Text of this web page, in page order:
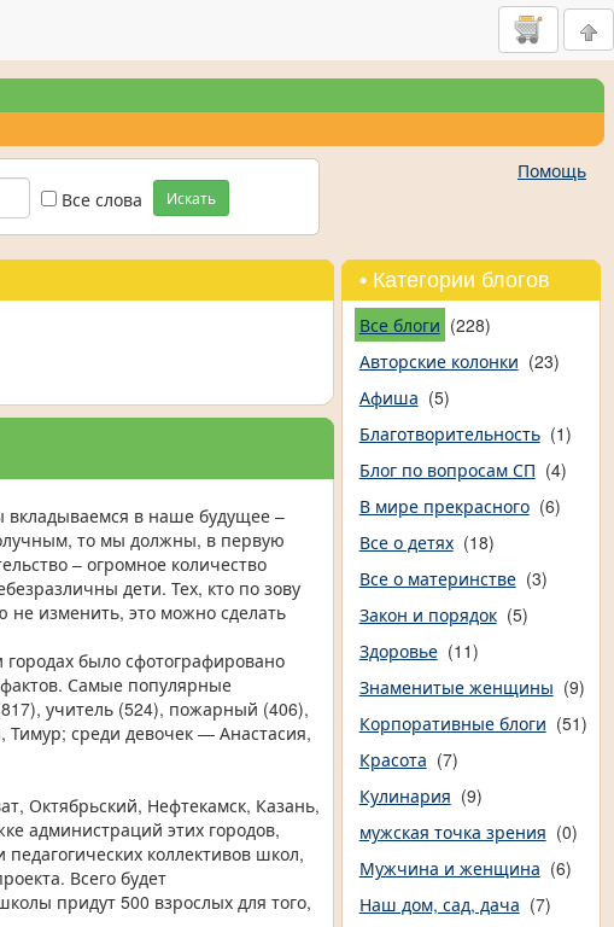
Все слова Искать
Помощь
в наше будущее –
то мы должны, в первую
– огромное количество
дети. Тех, кто по зову
не изменить, это можно сделать
было сфотографировано
Самые популярные
учитель (524), пожарный (406),
среди девочек — Анастасия,
Октябрьский, Нефтекамск, Казань,
администраций этих городов,
коллективов школ,
Всего будет
придут 500 взрослых для того,
• Категории блогов
Все блоги (228)
Авторские колонки (23)
Афиша (5)
Благотворительность (1)
Блог по вопросам СП (4)
В мире прекрасного (6)
Все о детях (18)
Все о материнстве (3)
Закон и порядок (5)
Здоровье (11)
Знаменитые женщины (9)
Корпоративные блоги (51)
Красота (7)
Кулинария (9)
мужская точка зрения (0)
Мужчина и женщина (6)
Наш дом, сад, дача (7)